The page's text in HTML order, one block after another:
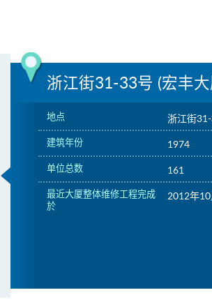
浙江街31-33号 (宏丰
地点 浙江街
建筑年份 1974
单位总数 161
最近大厦整体维修工程完成
於
2012年10